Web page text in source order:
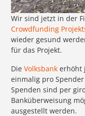
Wir sind jetzt in der
Crowdfunding
wieder gesund
für das Projekt.
DieVolksbank erhöht
einmalig pro
Spenden sind per
Banküberweisung
ausgestellt werden.